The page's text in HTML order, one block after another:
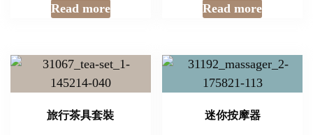
Read more Read more
旅行茶具套裝 迷你按摩器